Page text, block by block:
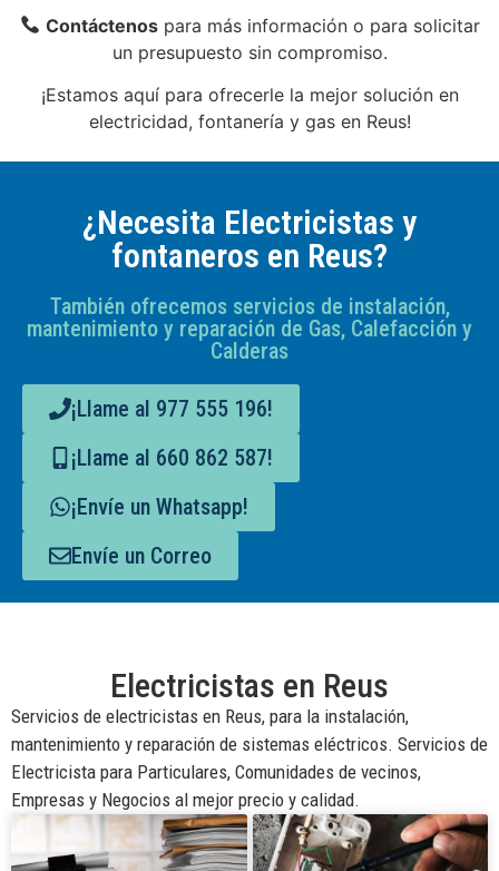
Contáctenospara más información o para solicitar
un presupuesto sin compromiso.
¡Estamos aquí para ofrecerle la mejor solución en
electricidad, fontanería y gas en Reus!
¿Necesita Electricistas y
fontaneros en Reus?
También ofrecemos servicios de instalación,
mantenimiento y reparación de Gas, Calefacción y
Calderas
¡Llame al 977 555 196!
¡Llame al 660 862 587!
¡Envíe un Whatsapp!
Envíe un Correo
Electricistas en Reus
Servicios de electricistas en Reus, para la instalación,
mantenimiento y reparación de sistemas eléctricos. Servicios de
Electricista para Particulares, Comunidades de vecinos,
Empresas y Negocios al mejor precio y calidad.